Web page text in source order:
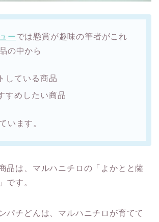
ーでは懸賞が趣味の筆者がこれ
の中から
している商品
すめしたい商品
います。
品は、マルハニチロの「よかとと薩
です。
パチどんは、マルハニチロが育てて